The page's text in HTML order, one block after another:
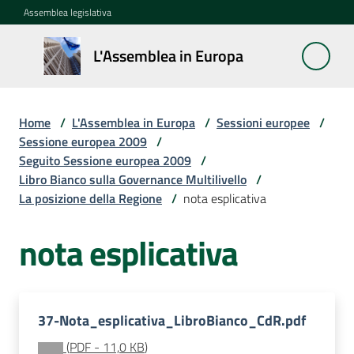
Vai al contenuto
Vai alla navigazione
Vai al footer
Assemblea legislativa
L'Assemblea in Europa
L'Assemblea
in Europa
Cos'è
la
Sessione
europea
Rete
Home / L'Assemblea in Europa / Sessioni europee /
Sessione europea 2009 /
Seguito Sessione europea 2009 /
Libro Bianco sulla Governance Multilivello /
La posizione della Regione / nota esplicativa
nota esplicativa
37-Nota_esplicativa_LibroBianco_CdR.pdf
(PDF - 11,0 KB)